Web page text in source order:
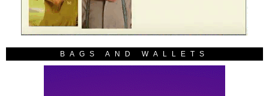
BAGS AND WALLETS